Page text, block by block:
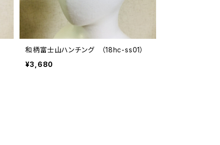
和柄富士山ハンチング （18hc-ss01）
¥3,680